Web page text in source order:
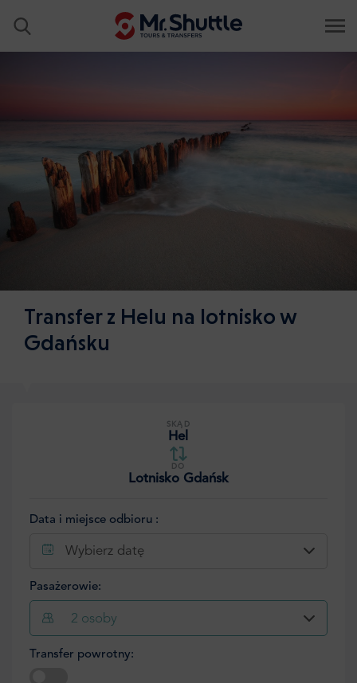
Transfer z Helu na lotnisko w
Gdańsku
SKĄD
Hel
DO
Lotnisko Gdańsk
Data i miejsce odbioru :
Wybierz datę
Pasażerowie:
2 osoby
Transfer powrotny: